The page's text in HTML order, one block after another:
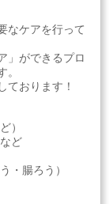
なケアを行って
」ができるプロ
ております！
）
ど
・腸ろう）